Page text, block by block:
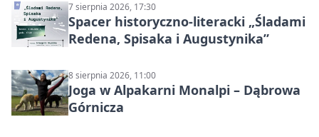
7 sierpnia 2026, 17:30
Spacer historyczno-literacki „Śladami
Redena, Spisaka i Augustynika”
8 sierpnia 2026, 11:00
Joga w Alpakarni Monalpi – Dąbrowa
Górnicza